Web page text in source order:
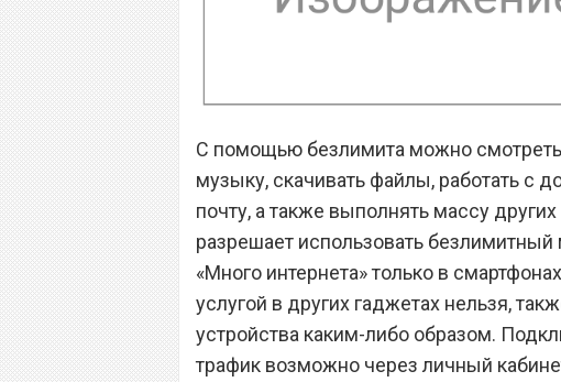
С помощью безлимита можно
музыку, скачивать файлы, работать с
почту, а также выполнять массу
разрешает использовать
«Много интернета» только в
услугой в других гаджетах нельзя,
устройства каким-либо образом.
трафик возможно через личный